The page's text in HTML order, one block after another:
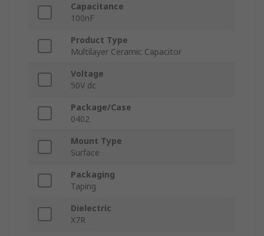
Capacitance
100nF
Product Type
Multilayer Ceramic Capacitor
Voltage
50V dc
Package/Case
0402
Mount Type
Surface
Packaging
Taping
Dielectric
X7R